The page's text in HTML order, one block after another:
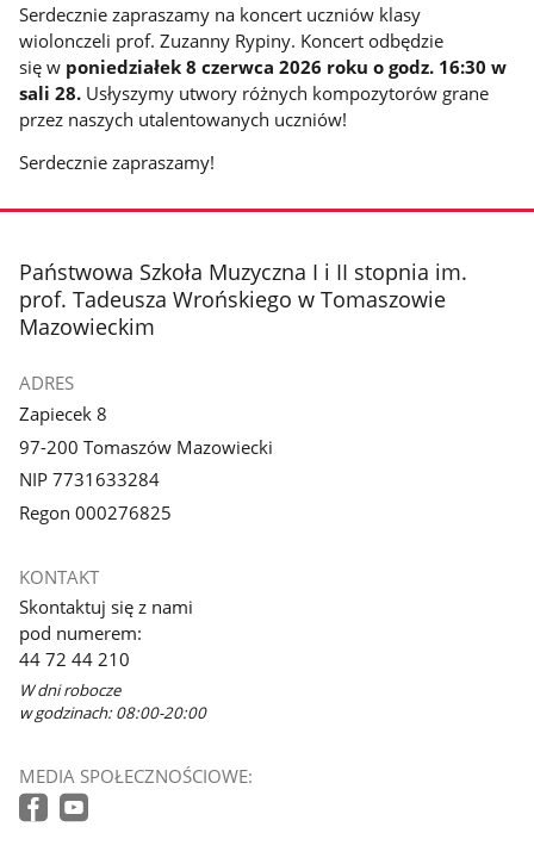
Serdecznie zapraszamy na koncert uczniów klasy
wiolonczeli prof. Zuzanny Rypiny. Koncert odbędzie
się w poniedziałek 8 czerwca 2026 rokuo godz. 16:30 w
sali 28. Usłyszymy utwory różnych kompozytorów grane
przez naszych utalentowanych uczniów!
Serdecznie zapraszamy!
stopka
Państwowa Szkoła Muzyczna I i II stopnia im.
prof. Tadeusza Wrońskiego w Tomaszowie
Mazowieckim
ADRES
Zapiecek 8
97-200 Tomaszów Mazowiecki
NIP 7731633284
Regon 000276825
KONTAKT
Skontaktuj się z nami
pod numerem:
44 72 44 210
W dni robocze
w godzinach: 08:00-20:00
MEDIA SPOŁECZNOŚCIOWE: